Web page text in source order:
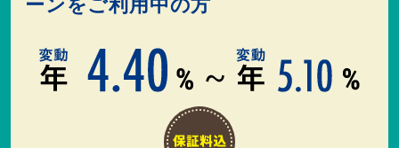
ーンをご利用中の方